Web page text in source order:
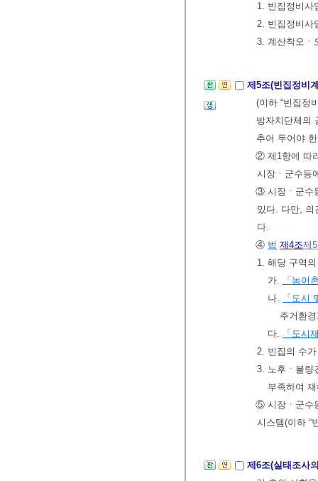
1. 빈집정비사
2. 빈집정비사
3. 계산착오ㆍ
제5조(빈집정비
(이하 “빈집정
방자치단체의
추어 두어야
② 제1항에 따
시장ㆍ군수등
③ 시장ㆍ군수
있다. 다만, 의
다.
④ 법 제4조제
1. 해당 구역
가.
「농어
나.
「도시
주거환
다.
「도시
2. 빈집의 수
3. 노후ㆍ불량
부족하여
⑤ 시장ㆍ군수
시스템(이하 “
제6조(실태조사